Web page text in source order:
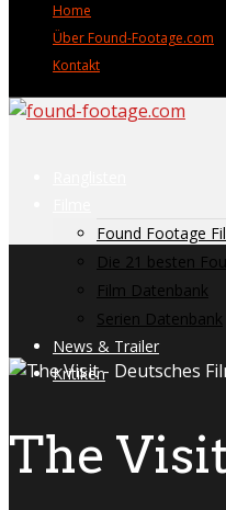
Home
Über Found-Footage.com
Kontakt
Found Footage
Die 21 besten
Film Datenbank
Serien Datenbank
News & Trailer
Kritiken
The